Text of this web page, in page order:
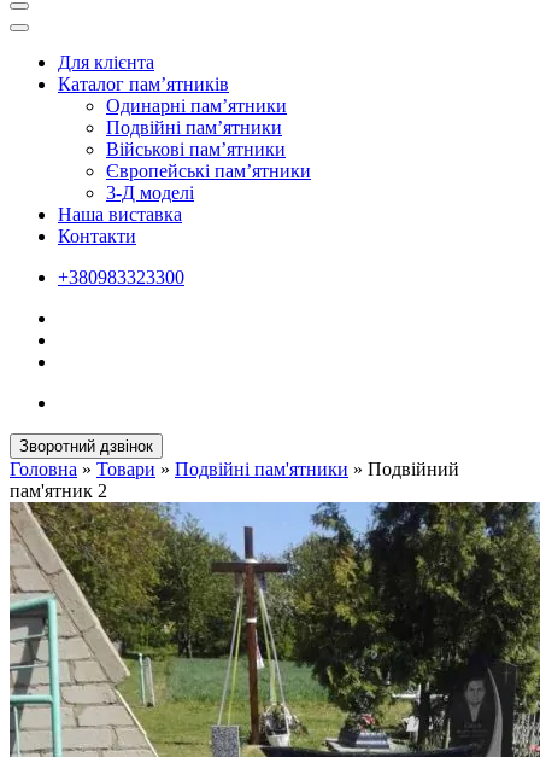
Для клієнта
Каталог пам’ятників
Одинарні пам’ятники
Подвійні пам’ятники
Військові пам’ятники
Європейські пам’ятники
3-Д моделі
Наша виставка
Контакти
+380983323300
Зворотний дзвінок
Головна » Товари » Подвійні пам'ятники » Подвійний
пам'ятник 2